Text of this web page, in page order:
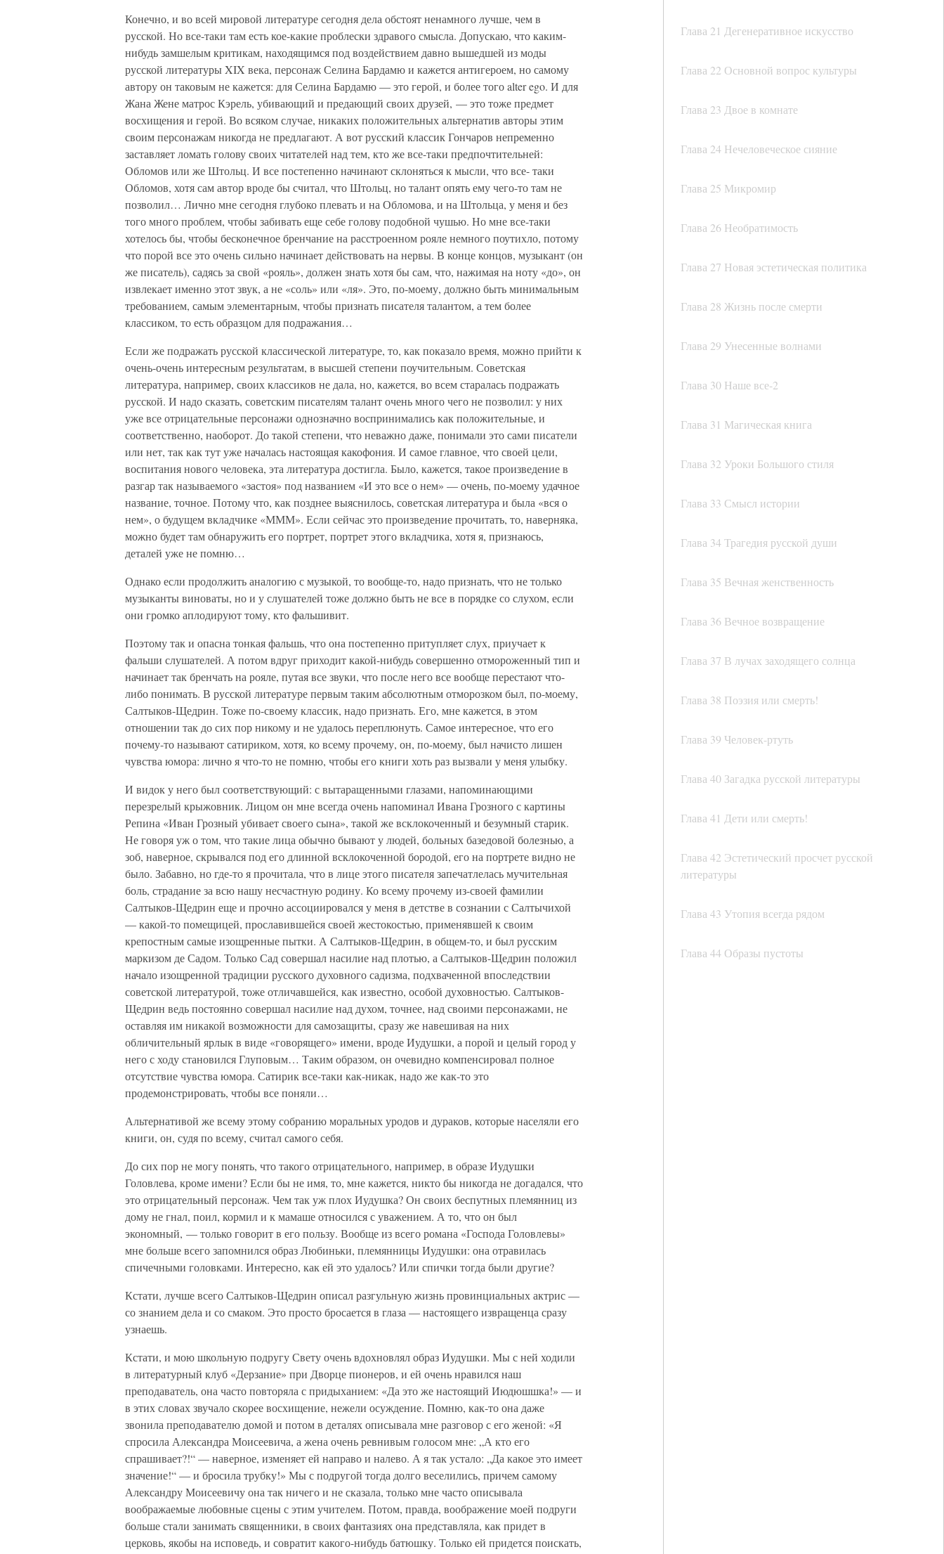
Глава 21 Дегенеративное искусство
Глава 22 Основной вопрос культуры
Глава 23 Двое в комнате
Глава 24 Нечеловеческое сияние
Глава 25 Микромир
Глава 26 Необратимость
Глава 27 Новая эстетическая политика
Глава 28 Жизнь после смерти
Глава 29 Унесенные волнами
Глава 30 Наше все-2
Глава 31 Магическая книга
Глава 32 Уроки Большого стиля
Глава 33 Смысл истории
Глава 34 Трагедия русской души
Глава 35 Вечная женственность
Глава 36 Вечное возвращение
Глава 37 В лучах заходящего солнца
Глава 38 Поэзия или смерть!
Глава 39 Человек-ртуть
Глава 40 Загадка русской литературы
Глава 41 Дети или смерть!
Глава 42 Эстетический просчет русской
литературы
Глава 43 Утопия всегда рядом
Глава 44 Образы пустоты
Конечно, и во всей мировой литературе сегодня дела обстоят ненамного лучше, чем в
русской. Но все-таки там есть кое-какие проблески здравого смысла. Допускаю, что каким-
нибудь замшелым критикам, находящимся под воздействием давно вышедшей из моды
русской литературы XIX века, персонаж Селина Бардамю и кажется антигероем, но самому
автору он таковым не кажется: для Селина Бардамю — это герой, и более того alter ego. И для
Жана Жене матрос Кэрель, убивающий и предающий своих друзей, — это тоже предмет
восхищения и герой. Во всяком случае, никаких положительных альтернатив авторы этим
своим персонажам никогда не предлагают. А вот русский классик Гончаров непременно
заставляет ломать голову своих читателей над тем, кто же все-таки предпочтительней:
Обломов или же Штольц. И все постепенно начинают склоняться к мысли, что все- таки
Обломов, хотя сам автор вроде бы считал, что Штольц, но талант опять ему чего-то там не
позволил… Лично мне сегодня глубоко плевать и на Обломова, и на Штольца, у меня и без
того много проблем, чтобы забивать еще себе голову подобной чушью. Но мне все-таки
хотелось бы, чтобы бесконечное бренчание на расстроенном рояле немного поутихло, потому
что порой все это очень сильно начинает действовать на нервы. В конце концов, музыкант (он
же писатель), садясь за свой «рояль», должен знать хотя бы сам, что, нажимая на ноту «до», он
извлекает именно этот звук, а не «соль» или «ля». Это, по-моему, должно быть минимальным
требованием, самым элементарным, чтобы признать писателя талантом, а тем более
классиком, то есть образцом для подражания…
Если же подражать русской классической литературе, то, как показало время, можно прийти к
очень-очень интересным результатам, в высшей степени поучительным. Советская
литература, например, своих классиков не дала, но, кажется, во всем старалась подражать
русской. И надо сказать, советским писателям талант очень много чего не позволил: у них
уже все отрицательные персонажи однозначно воспринимались как положительные, и
соответственно, наоборот. До такой степени, что неважно даже, понимали это сами писатели
или нет, так как тут уже началась настоящая какофония. И самое главное, что своей цели,
воспитания нового человека, эта литература достигла. Было, кажется, такое произведение в
разгар так называемого «застоя» под названием «И это все о нем» — очень, по-моему удачное
название, точное. Потому что, как позднее выяснилось, советская литература и была «вся о
нем», о будущем вкладчике «МММ». Если сейчас это произведение прочитать, то, наверняка,
можно будет там обнаружить его портрет, портрет этого вкладчика, хотя я, признаюсь,
деталей уже не помню…
Однако если продолжить аналогию с музыкой, то вообще-то, надо признать, что не только
музыканты виноваты, но и у слушателей тоже должно быть не все в порядке со слухом, если
они громко аплодируют тому, кто фальшивит.
Поэтому так и опасна тонкая фальшь, что она постепенно притупляет слух, приучает к
фальши слушателей. А потом вдруг приходит какой-нибудь совершенно отмороженный тип и
начинает так бренчать на рояле, путая все звуки, что после него все вообще перестают что-
либо понимать. В русской литературе первым таким абсолютным отморозком был, по-моему,
Салтыков-Щедрин. Тоже по-своему классик, надо признать. Его, мне кажется, в этом
отношении так до сих пор никому и не удалось переплюнуть. Самое интересное, что его
почему-то называют сатириком, хотя, ко всему прочему, он, по-моему, был начисто лишен
чувства юмора: лично я что-то не помню, чтобы его книги хоть раз вызвали у меня улыбку.
И видок у него был соответствующий: с вытаращенными глазами, напоминающими
перезрелый крыжовник. Лицом он мне всегда очень напоминал Ивана Грозного с картины
Репина «Иван Грозный убивает своего сына», такой же всклокоченный и безумный старик.
Не говоря уж о том, что такие лица обычно бывают у людей, больных базедовой болезнью, а
зоб, наверное, скрывался под его длинной всклокоченной бородой, его на портрете видно не
было. Забавно, но где-то я прочитала, что в лице этого писателя запечатлелась мучительная
боль, страдание за всю нашу несчастную родину. Ко всему прочему из-своей фамилии
Салтыков-Щедрин еще и прочно ассоциировался у меня в детстве в сознании с Салтычихой
— какой-то помещицей, прославившейся своей жестокостью, применявшей к своим
крепостным самые изощренные пытки. А Салтыков-Щедрин, в общем-то, и был русским
маркизом де Садом. Только Сад совершал насилие над плотью, а Салтыков-Щедрин положил
начало изощренной традиции русского духовного садизма, подхваченной впоследствии
советской литературой, тоже отличавшейся, как известно, особой духовностью. Салтыков-
Щедрин ведь постоянно совершал насилие над духом, точнее, над своими персонажами, не
оставляя им никакой возможности для самозащиты, сразу же навешивая на них
обличительный ярлык в виде «говорящего» имени, вроде Иудушки, а порой и целый город у
него с ходу становился Глуповым… Таким образом, он очевидно компенсировал полное
отсутствие чувства юмора. Сатирик все-таки как-никак, надо же как-то это
продемонстрировать, чтобы все поняли…
Альтернативой же всему этому собранию моральных уродов и дураков, которые населяли его
книги, он, судя по всему, считал самого себя.
До сих пор не могу понять, что такого отрицательного, например, в образе Иудушки
Головлева, кроме имени? Если бы не имя, то, мне кажется, никто бы никогда не догадался, что
это отрицательный персонаж. Чем так уж плох Иудушка? Он своих беспутных племянниц из
дому не гнал, поил, кормил и к мамаше относился с уважением. А то, что он был
экономный, — только говорит в его пользу. Вообще из всего романа «Господа Головлевы»
мне больше всего запомнился образ Любиньки, племянницы Иудушки: она отравилась
спичечными головками. Интересно, как ей это удалось? Или спички тогда были другие?
Кстати, лучше всего Салтыков-Щедрин описал разгульную жизнь провинциальных актрис —
со знанием дела и со смаком. Это просто бросается в глаза — настоящего извращенца сразу
узнаешь.
Кстати, и мою школьную подругу Свету очень вдохновлял образ Иудушки. Мы с ней ходили
в литературный клуб «Дерзание» при Дворце пионеров, и ей очень нравился наш
преподаватель, она часто повторяла с придыханием: «Да это же настоящий Июдюшшка!» — и
в этих словах звучало скорее восхищение, нежели осуждение. Помню, как-то она даже
звонила преподавателю домой и потом в деталях описывала мне разговор с его женой: «Я
спросила Александра Моисеевича, а жена очень ревнивым голосом мне: „А кто его
спрашивает?!“ — наверное, изменяет ей направо и налево. А я так устало: „Да какое это имеет
значение!“ — и бросила трубку!» Мы с подругой тогда долго веселились, причем самому
Александру Моисеевичу она так ничего и не сказала, только мне часто описывала
воображаемые любовные сцены с этим учителем. Потом, правда, воображение моей подруги
больше стали занимать священники, в своих фантазиях она представляла, как придет в
церковь, якобы на исповедь, и совратит какого-нибудь батюшку. Только ей придется поискать,